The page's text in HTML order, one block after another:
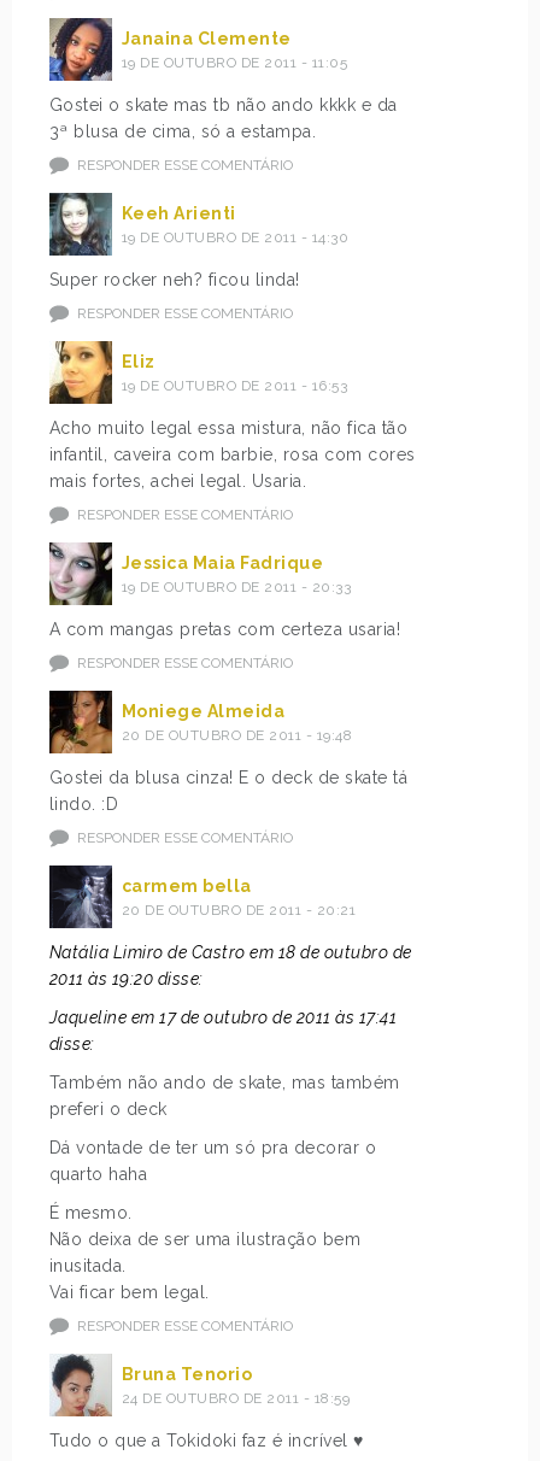
Janaina Clemente
19 DE OUTUBRO DE 2011 - 11:05
Gostei o skate mas tb não ando kkkk e da
3ª blusa de cima, só a estampa.
RESPONDER ESSE COMENTÁRIO
Keeh Arienti
19 DE OUTUBRO DE 2011 - 14:30
Super rocker neh? ficou linda!
RESPONDER ESSE COMENTÁRIO
Eliz
19 DE OUTUBRO DE 2011 - 16:53
Acho muito legal essa mistura, não fica tão
infantil, caveira com barbie, rosa com cores
mais fortes, achei legal. Usaria.
RESPONDER ESSE COMENTÁRIO
Jessica Maia Fadrique
19 DE OUTUBRO DE 2011 - 20:33
A com mangas pretas com certeza usaria!
RESPONDER ESSE COMENTÁRIO
Moniege Almeida
20 DE OUTUBRO DE 2011 - 19:48
Gostei da blusa cinza! E o deck de skate tá
lindo. :D
RESPONDER ESSE COMENTÁRIO
carmem bella
20 DE OUTUBRO DE 2011 - 20:21
Natália Limiro de Castro em 18 de outubro de
2011 às 19:20 disse:
Jaqueline em 17 de outubro de 2011 às 17:41
disse:
Também não ando de skate, mas também
preferi o deck
Dá vontade de ter um só pra decorar o
quarto haha
É mesmo.
Não deixa de ser uma ilustração bem
inusitada.
Vai ficar bem legal.
RESPONDER ESSE COMENTÁRIO
Bruna Tenorio
24 DE OUTUBRO DE 2011 - 18:59
Tudo o que a Tokidoki faz é incrível ♥